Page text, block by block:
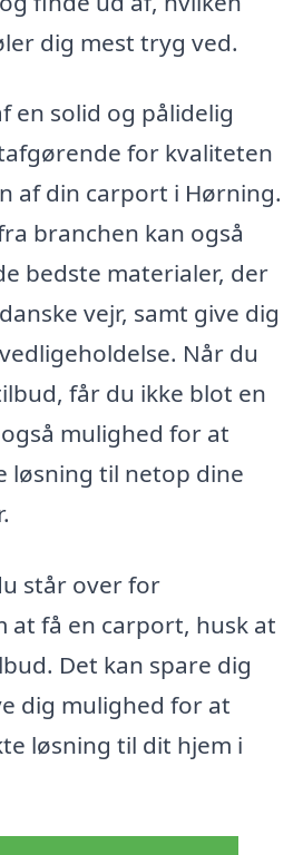
dig mest tryg ved.
en solid og pålidelig
for kvaliteten
af din carport i Hørning.
branchen kan også
bedste materialer, der
vejr, samt give dig
Når du
får du ikke blot en
mulighed for at
løsning til netop dine
står over for
at få en carport, husk at
Det kan spare dig
dig mulighed for at
løsning til dit hjem i